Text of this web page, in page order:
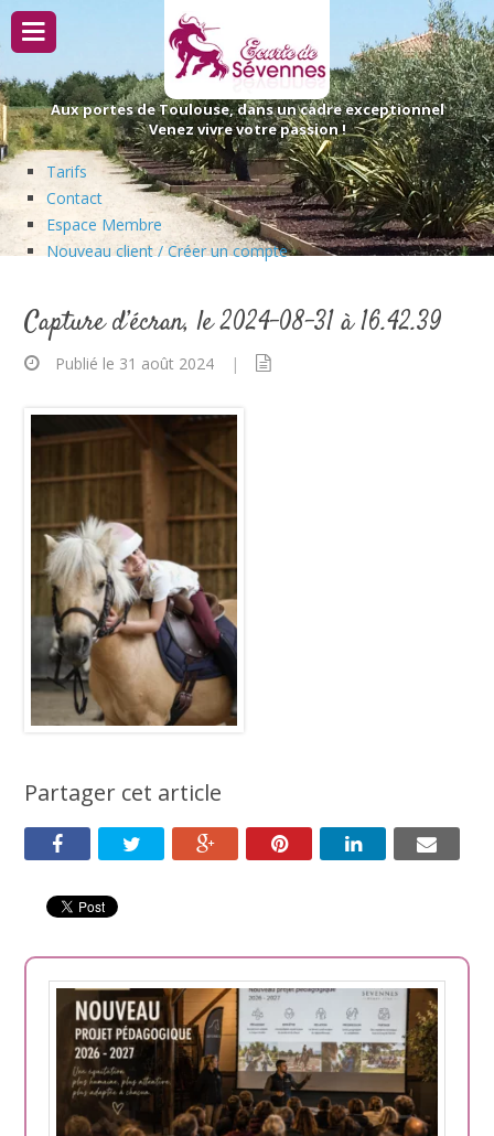
Passer
contenu
Aux portes de Toulouse, dans un cadre exceptionnel
Venez vivre votre passion !
Tarifs
Contact
Espace Membre
Nouveau client / Créer un compte
Capture d’écran, le 2024-08-31 à 16.42.39
Publié le 31 août 2024 |
Partager cet article